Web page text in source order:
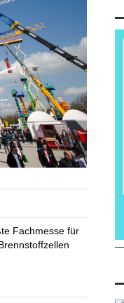
Fachmesse für